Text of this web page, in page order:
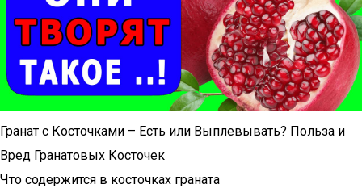
Гранат с Косточками – Есть или Выплевывать? Польза и
Вред Гранатовых Косточек
Что содержится в косточках граната